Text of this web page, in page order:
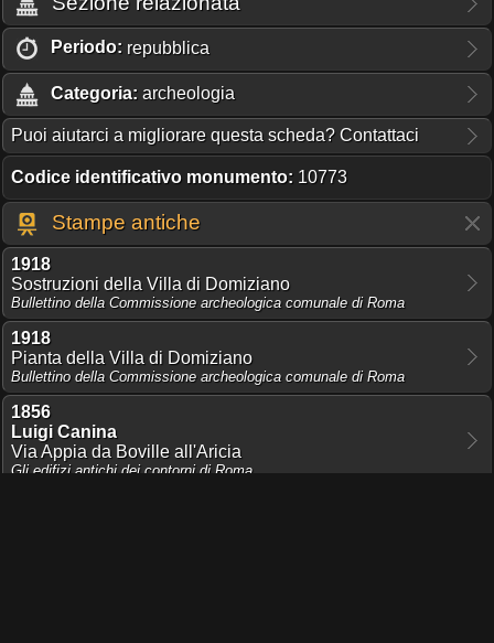
Periodo: repubblica
Categoria: archeologia
Puoi aiutarci a migliorare questa scheda? Contattaci
Codice identificativo monumento: 10773
Stampe antiche
1918
Sostruzioni della Villa di Domiziano
Bullettino della Commissione archeologica comunale di Roma
1918
Pianta della Villa di Domiziano
Bullettino della Commissione archeologica comunale di Roma
1856
Luigi Canina
Via Appia da Boville all'Aricia
Gli edifizj antichi dei contorni di Roma